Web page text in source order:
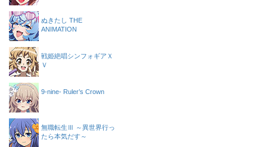
ぬきたし THE
ANIMATION
戦姫絶唱シンフォギアＸ
Ｖ
9-nine- Ruler’s Crown
無職転生Ⅲ ～異世界行っ
たら本気だす～